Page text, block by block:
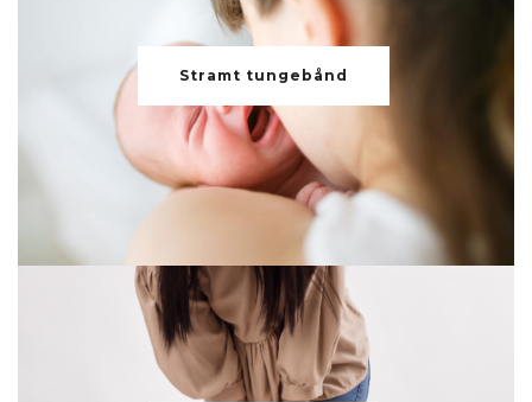
Stramt tungebånd